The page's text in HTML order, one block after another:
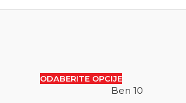
ODABERITE OPCIJE
Ben 10